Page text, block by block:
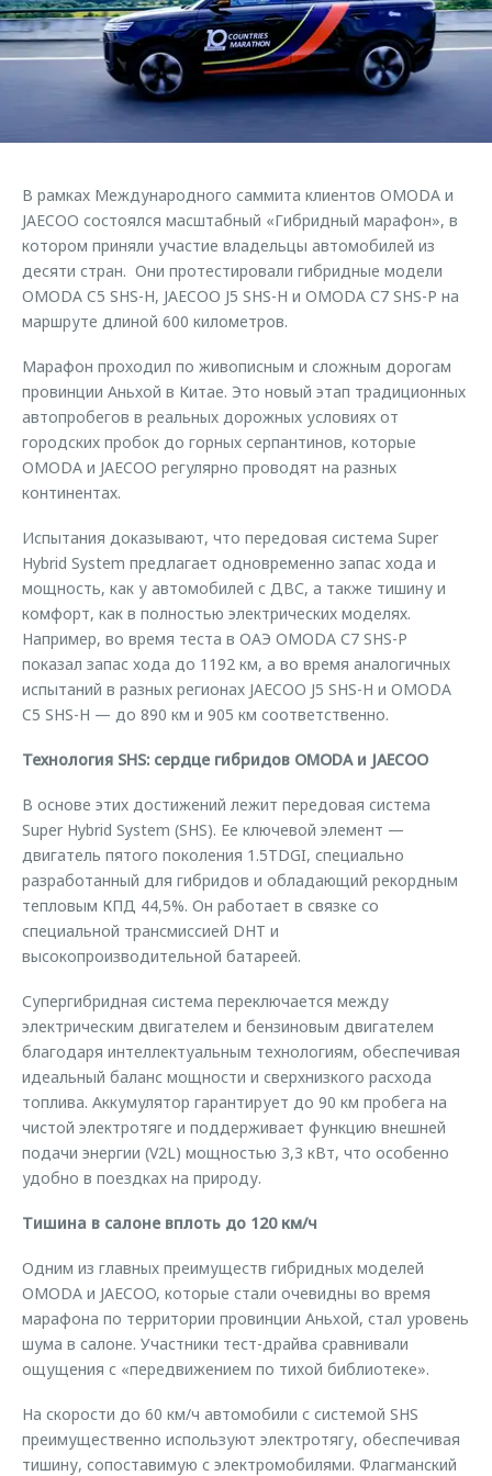
Страхование
Кредитный калькулятор
Аксессуары
Запчасти
Трейд-ин
Калькулятор трейд-ин
Клиентская поддержка
O&J Автоклуб
Клуб владельцев OMODA
Одежда и сувениры
Оригинальные аксессуары
Запчасти
Обратная связь
В рамках Международного саммита клиентов OMODA и
JAECOO состоялся масштабный «Гибридный марафон», в
котором приняли участие владельцы автомобилей из
десяти стран. Они протестировали гибридные модели
OMODA C5 SHS-H, JAECOO J5 SHS-H и OMODA С7 SHS-P на
маршруте длиной 600 километров.
Марафон проходил по живописным и сложным дорогам
провинции Аньхой в Китае. Это новый этап традиционных
автопробегов в реальных дорожных условиях от
городских пробок до горных серпантинов, которые
OMODA и JAECOO регулярно проводят на разных
континентах.
Испытания доказывают, что передовая система Super
Hybrid System предлагает одновременно запас хода и
мощность, как у автомобилей с ДВС, а также тишину и
комфорт, как в полностью электрических моделях.
Например, во время теста в ОАЭ OMODA С7 SHS-P
показал запас хода до 1192 км, а во время аналогичных
испытаний в разных регионах JAECOO J5 SHS-H и OMODA
C5 SHS-H — до 890 км и 905 км соответственно.
Технология SHS: сердце гибридов OMODA и JAECOO
В основе этих достижений лежит передовая система
Super Hybrid System (SHS). Ее ключевой элемент —
двигатель пятого поколения 1.5TDGI, специально
разработанный для гибридов и обладающий рекордным
тепловым КПД 44,5%. Он работает в связке со
специальной трансмиссией DHT и
высокопроизводительной батареей.
Супергибридная система переключается между
электрическим двигателем и бензиновым двигателем
благодаря интеллектуальным технологиям, обеспечивая
идеальный баланс мощности и сверхнизкого расхода
топлива. Аккумулятор гарантирует до 90 км пробега на
чистой электротяге и поддерживает функцию внешней
подачи энергии (V2L) мощностью 3,3 кВт, что особенно
удобно в поездках на природу.
Тишина в салоне вплоть до 120 км/ч
Одним из главных преимуществ гибридных моделей
OMODA и JAECOO, которые стали очевидны во время
марафона по территории провинции Аньхой, стал уровень
шума в салоне. Участники тест-драйва сравнивали
ощущения с «передвижением по тихой библиотеке».
На скорости до 60 км/ч автомобили с системой SHS
преимущественно используют электротягу, обеспечивая
тишину, сопоставимую с электромобилями. Флагманский